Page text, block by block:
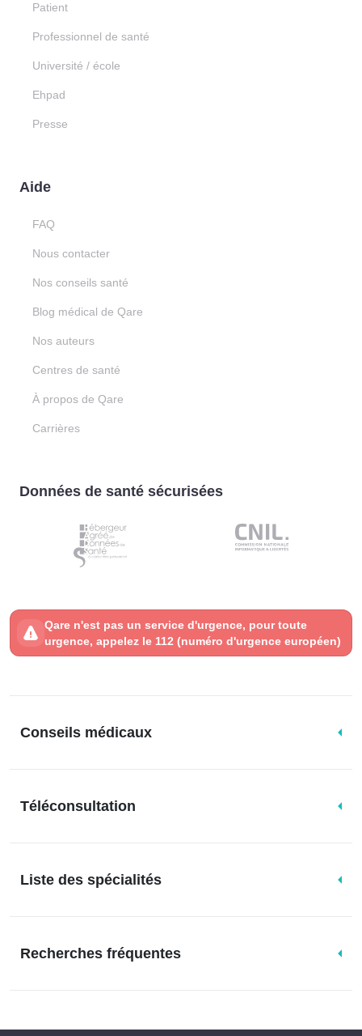
Patient
Professionnel de santé
Université / école
Ehpad
Presse
Aide
FAQ
Nous contacter
Nos conseils santé
Blog médical de Qare
Nos auteurs
Centres de santé
À propos de Qare
Carrières
Données de santé sécurisées
Qare n'est pas un service d'urgence, pour toute
urgence, appelez le 112 (numéro d'urgence européen)
Conseils médicaux
Téléconsultation
Liste des spécialités
Recherches fréquentes